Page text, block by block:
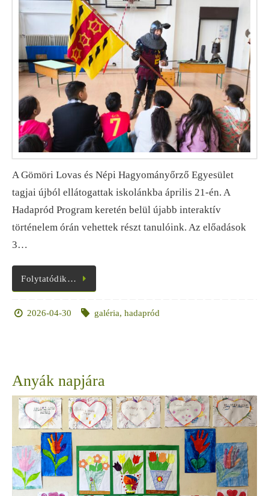
A Gömöri Lovas és Népi Hagyományőrző Egyesület
tagjai újból ellátogattak iskolánkba április 21-én. A
Hadapród Program keretén belül újabb interaktív
történelem órán vehettek részt tanulóink. Az előadások
3…
Folytatódik…
2026-04-30 galéria, hadapród
Anyák napjára